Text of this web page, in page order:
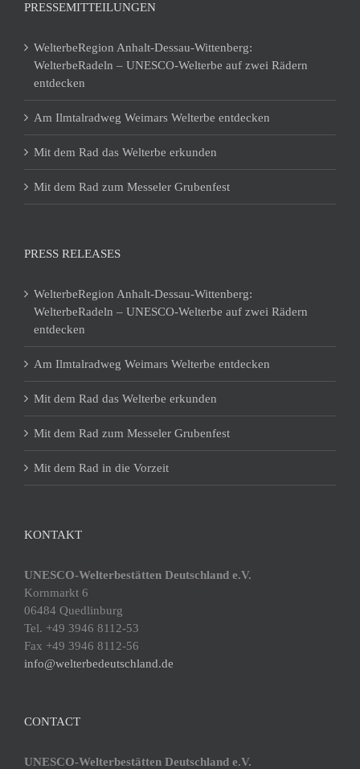
PRESSEMITTEILUNGEN
WelterbeRegion Anhalt-Dessau-Wittenberg:
WelterbeRadeln – UNESCO-Welterbe auf zwei Rädern
entdecken
Am Ilmtalradweg Weimars Welterbe entdecken
Mit dem Rad das Welterbe erkunden
Mit dem Rad zum Messeler Grubenfest
PRESS RELEASES
WelterbeRegion Anhalt-Dessau-Wittenberg:
WelterbeRadeln – UNESCO-Welterbe auf zwei Rädern
entdecken
Am Ilmtalradweg Weimars Welterbe entdecken
Mit dem Rad das Welterbe erkunden
Mit dem Rad zum Messeler Grubenfest
Mit dem Rad in die Vorzeit
KONTAKT
UNESCO-Welterbestätten Deutschland e.V.
Kornmarkt 6
06484 Quedlinburg
Tel. +49 3946 8112-53
Fax +49 3946 8112-56
info@welterbedeutschland.de
CONTACT
UNESCO-Welterbestätten Deutschland e.V.